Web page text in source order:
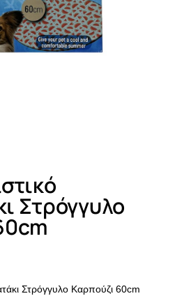
Στρόγγυλο
Στρόγγυλο Καρπούζι 60cm